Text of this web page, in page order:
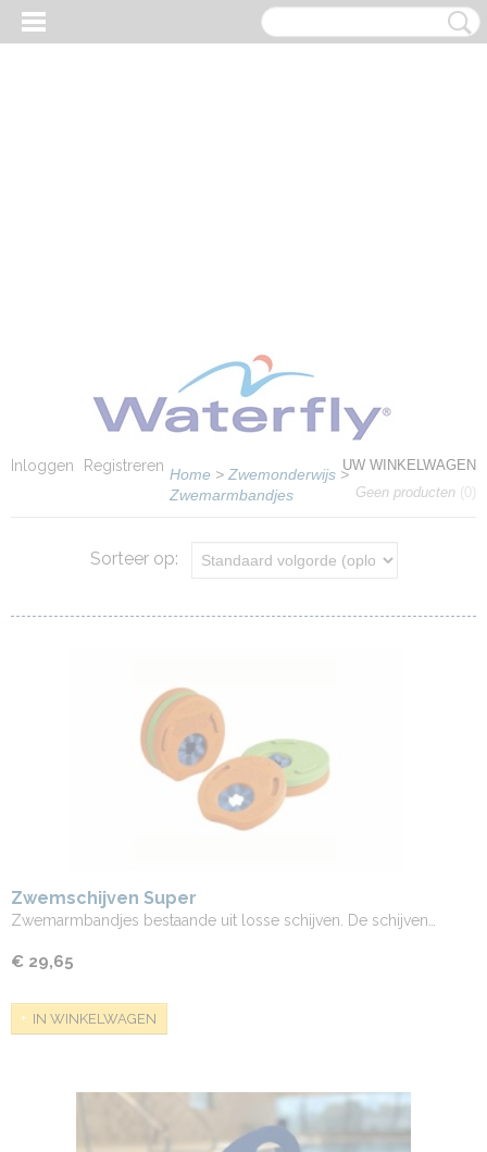
Inloggen Registreren
UW WINKELWAGEN
Geen producten (0)
Home > Zwemonderwijs >
Zwemarmbandjes
Sorteer op:
Zwemschijven Super
Zwemarmbandjes bestaande uit losse schijven. De schijven…
€ 29,65
IN WINKELWAGEN